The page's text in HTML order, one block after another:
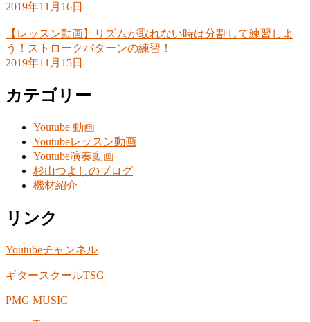
2019年11月16日
【レッスン動画】リズムが取れない時は分割して練習しよ
う！ストロークパターンの練習！
2019年11月15日
カテゴリー
Youtube 動画
Youtubeレッスン動画
Youtube演奏動画
杉山つよしのブログ
機材紹介
リンク
Youtubeチャンネル
ギタースクールTSG
PMG MUSIC